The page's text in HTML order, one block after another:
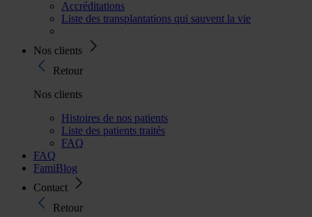
Accréditations
Liste des transplantations qui sauvent la vie
Nos clients
Retour
Nos clients
Histoires de nos patients
Liste des patients traités
FAQ
FAQ
FamiBlog
Contact
Retour